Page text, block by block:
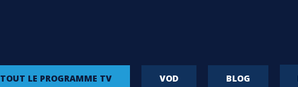
TOUT LE PROGRAMME TV VOD BLOG